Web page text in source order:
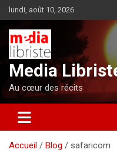
Aller
au
contenu
lundi, août 10, 2026
Media
Au cœur des récits
Accueil Blog safaricom